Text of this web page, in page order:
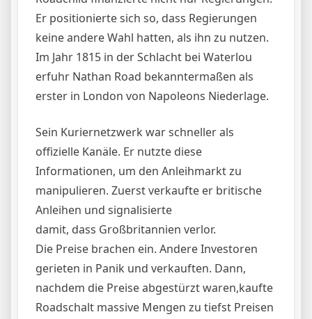
Er positionierte sich so, dass Regierungen
keine andere Wahl hatten, als ihn zu nutzen.
Im Jahr 1815 in der Schlacht bei Waterlou
erfuhr Nathan Road bekanntermaßen als
erster in London von Napoleons Niederlage.
Sein Kuriernetzwerk war schneller als
offizielle Kanäle. Er nutzte diese
Informationen, um den Anleihmarkt zu
manipulieren. Zuerst verkaufte er britische
Anleihen und signalisierte
damit, dass Großbritannien verlor.
Die Preise brachen ein. Andere Investoren
gerieten in Panik und verkauften. Dann,
nachdem die Preise abgestürzt waren,kaufte
Roadschalt massive Mengen zu tiefst Preisen